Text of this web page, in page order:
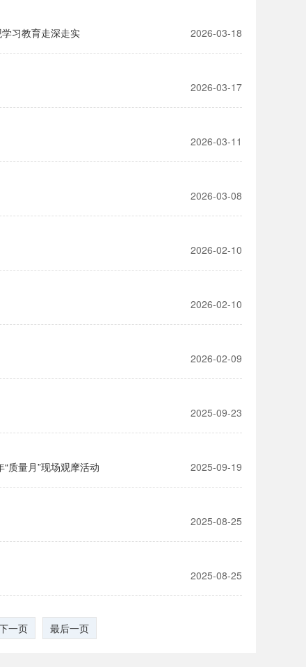
习教育走深走实 2026-03-18
2026-03-17
2026-03-11
2026-03-08
2026-02-10
2026-02-10
2026-02-09
2025-09-23
量月”现场观摩活动 2025-09-19
2025-08-25
2025-08-25
一页 最后一页